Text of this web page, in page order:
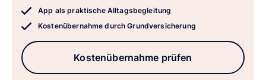
App als praktische Alltagsbegleitung
Kostenübernahme durch Grundversicherung
Kostenübernahme prüfen